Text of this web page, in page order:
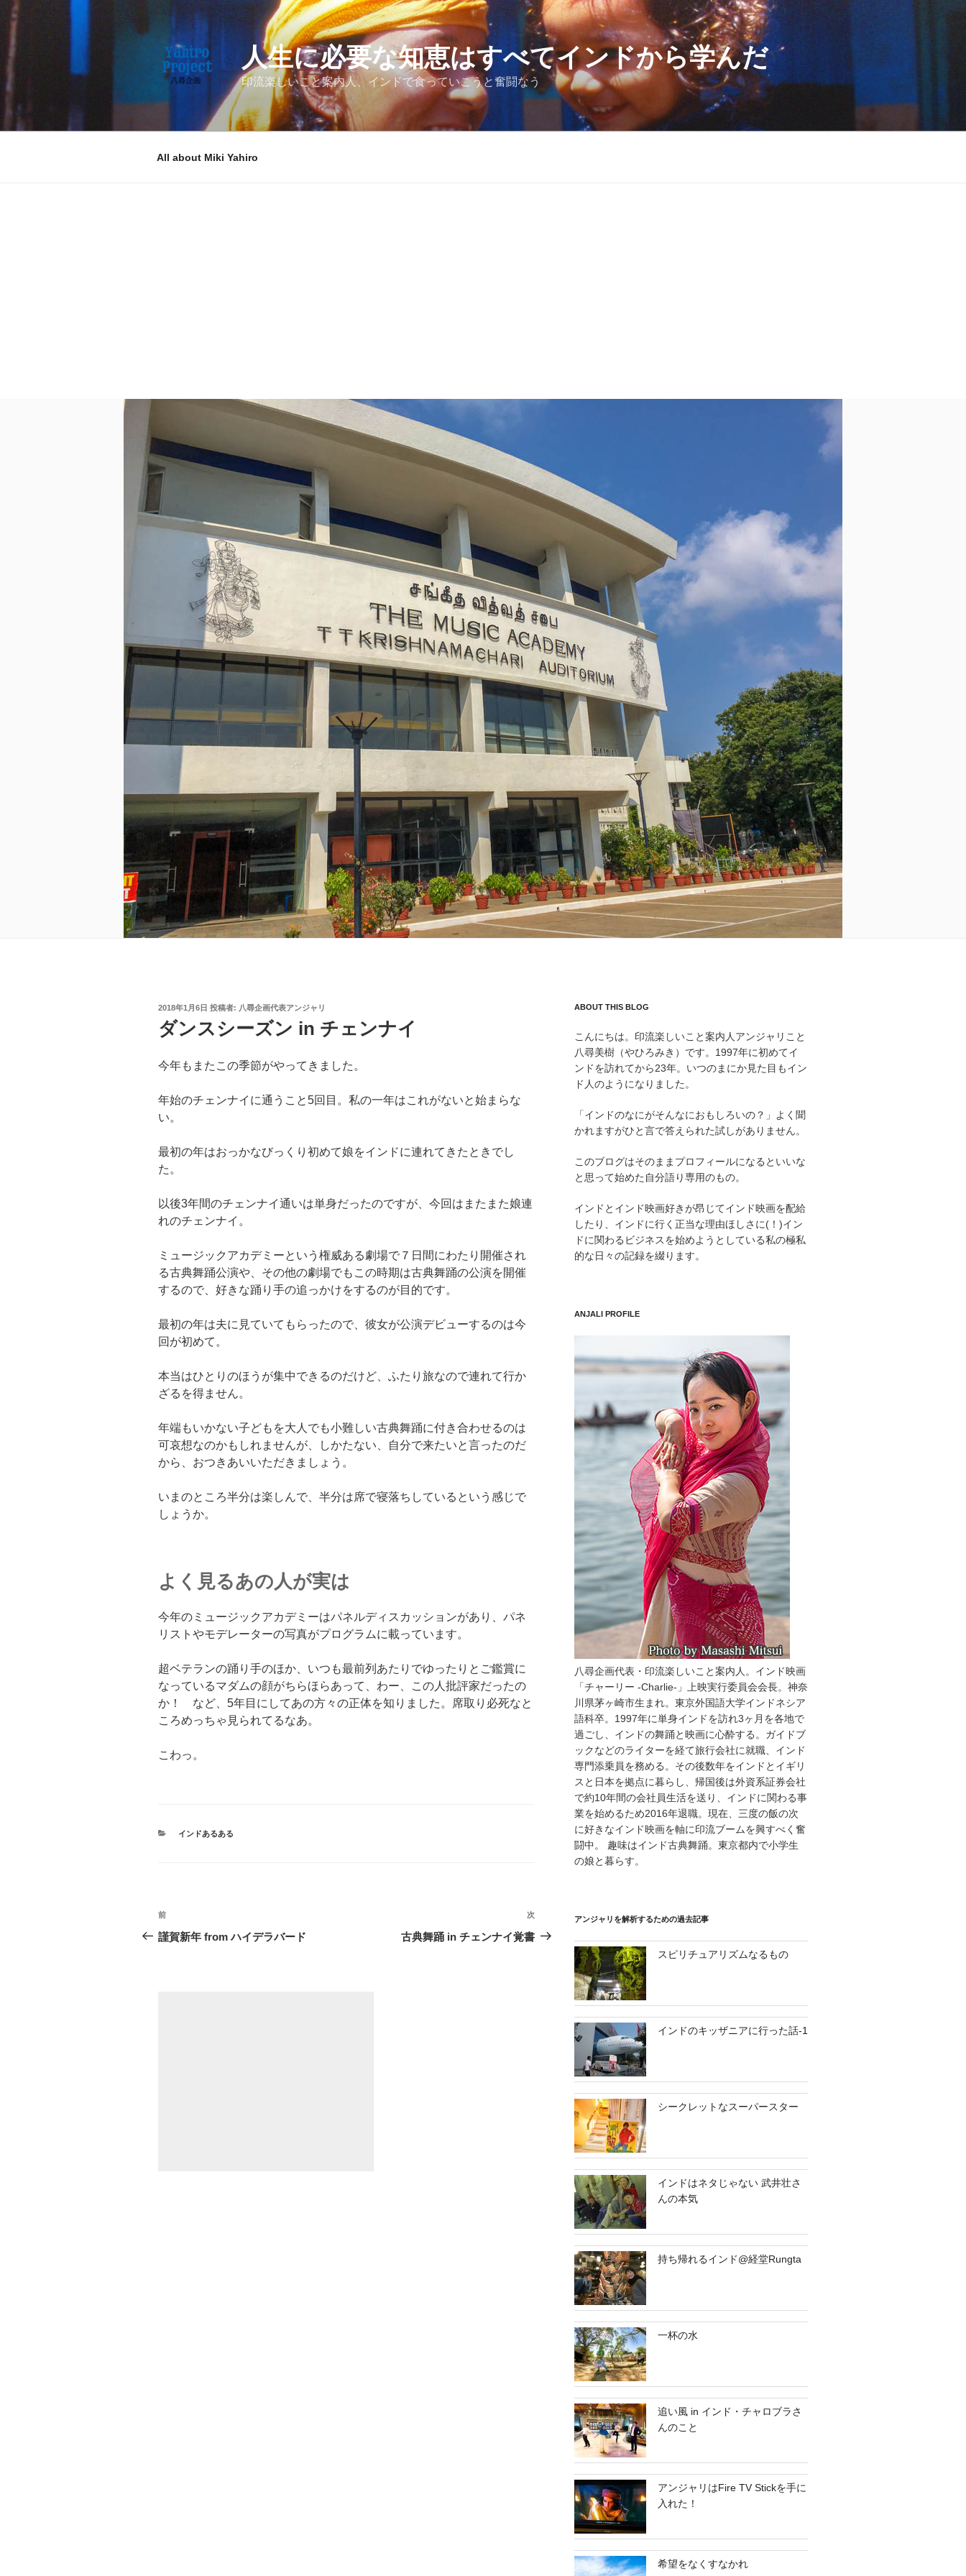
ン
へ
ス
キ
人生に必要な知恵はすべてインドから学んだ
印流楽しいこと案内人、インドで食っていこうと奮闘なう
All about Miki Yahiro
投
日:
2018年1月6日 投稿者: 八尋企画代表アンジャリ
ダンスシーズン in チェンナイ
今年もまたこの季節がやってきました。
年始のチェンナイに通うこと5回目。私の一年はこれがないと始まらな
い。
最初の年はおっかなびっくり初めて娘をインドに連れてきたときでし
た。
以後3年間のチェンナイ通いは単身だったのですが、今回はまたまた娘連
れのチェンナイ。
ミュージックアカデミーという権威ある劇場で７日間にわたり開催され
る古典舞踊公演や、その他の劇場でもこの時期は古典舞踊の公演を開催
するので、好きな踊り手の追っかけをするのが目的です。
最初の年は夫に見ていてもらったので、彼女が公演デビューするのは今
回が初めて。
本当はひとりのほうが集中できるのだけど、ふたり旅なので連れて行か
ざるを得ません。
年端もいかない子どもを大人でも小難しい古典舞踊に付き合わせるのは
可哀想なのかもしれませんが、しかたない、自分で来たいと言ったのだ
から、おつきあいいただきましょう。
いまのところ半分は楽しんで、半分は席で寝落ちしているという感じで
しょうか。
よく見るあの人が実は
今年のミュージックアカデミーはパネルディスカッションがあり、パネ
リストやモデレーターの写真がプログラムに載っています。
超ベテランの踊り手のほか、いつも最前列あたりでゆったりとご鑑賞に
なっているマダムの顔がちらほらあって、わー、この人批評家だったの
か！ など、5年目にしてあの方々の正体を知りました。席取り必死なと
ころめっちゃ見られてるなあ。
こわっ。
カ
インドあるある
投
稿
過
去
前
謹賀新年 from ハイデラバード
次
の
次
古典舞踊 in チェンナイ覚書
ABOUT THIS BLOG
こんにちは。印流楽しいこと案内人アンジャリこと
八尋美樹（やひろみき）です。1997年に初めてイ
ンドを訪れてから23年。いつのまにか見た目もイン
ド人のようになりました。
「インドのなにがそんなにおもしろいの？」よく聞
かれますがひと言で答えられた試しがありません。
このブログはそのままプロフィールになるといいな
と思って始めた自分語り専用のもの。
インドとインド映画好きが昂じてインド映画を配給
したり、インドに行く正当な理由ほしさに(！)イン
ドに関わるビジネスを始めようとしている私の極私
的な日々の記録を綴ります。
ANJALI PROFILE
八尋企画代表・印流楽しいこと案内人。インド映画
「チャーリー -Charlie-」上映実行委員会会長。神奈
川県茅ヶ崎市生まれ。東京外国語大学インドネシア
語科卒。1997年に単身インドを訪れ3ヶ月を各地で
過ごし、インドの舞踊と映画に心酔する。ガイドブ
ックなどのライターを経て旅行会社に就職、インド
専門添乗員を務める。その後数年をインドとイギリ
スと日本を拠点に暮らし、帰国後は外資系証券会社
で約10年間の会社員生活を送り、インドに関わる事
業を始めるため2016年退職。現在、三度の飯の次
に好きなインド映画を軸に印流ブームを興すべく奮
闘中。 趣味はインド古典舞踊。東京都内で小学生
の娘と暮らす。
アンジャリを解析するための過去記事
スピリチュアリズムなるもの
インドのキッザニアに行った話-1
シークレットなスーパースター
インドはネタじゃない 武井壮さ
んの本気
持ち帰れるインド@経堂Rungta
一杯の水
追い風 in インド・チャロブラさ
んのこと
アンジャリはFire TV Stickを手に
入れた！
希望をなくすなかれ